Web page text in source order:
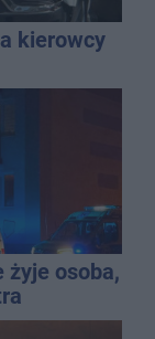
kierowcy
żyje osoba,